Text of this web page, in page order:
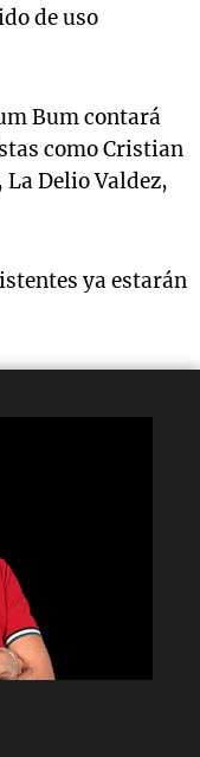
de uso
Bum contará
como Cristian
La Delio Valdez,
ya estarán